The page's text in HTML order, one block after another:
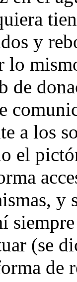
y
lo
de
a los
el
y
(se
de